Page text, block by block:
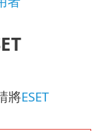
將ESET